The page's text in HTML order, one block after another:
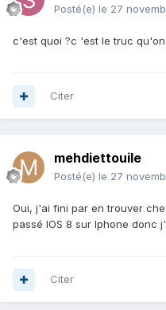
Posté(e) le 27
c'est quoi ?c 'est le truc
Citer
mehdiettouile
Posté(e) le 27
Oui, j'ai fini par en trouver
passé IOS 8 sur Iphone donc
Citer